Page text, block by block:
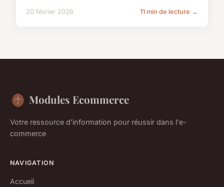
20 février 2026 11 min de lecture →
Modules Ecommerce
Votre ressource d'information pour réussir dans l'e-
commerce
NAVIGATION
Accueil